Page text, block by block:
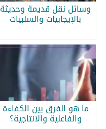
وسائل نقل قديمة وحديثة
بالإيجابيات والسلبيات
ما هو الفرق بين الكفاءة
والفاعلية والانتاجية؟